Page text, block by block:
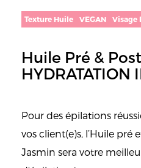
Texture Huile VEGAN Visage
Huile Pré &
HYDRATATION
Pour des épilations
vos client(e)s, l’Huile pré
Jasmin sera votre